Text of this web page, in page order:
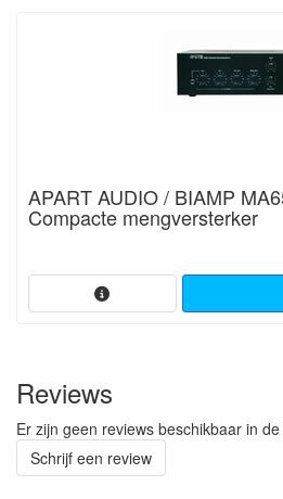
APART AUDIO / BIAMP
Compacte mengversterker
Reviews
Er zijn geen reviews beschikbaar in
Schrijf een review